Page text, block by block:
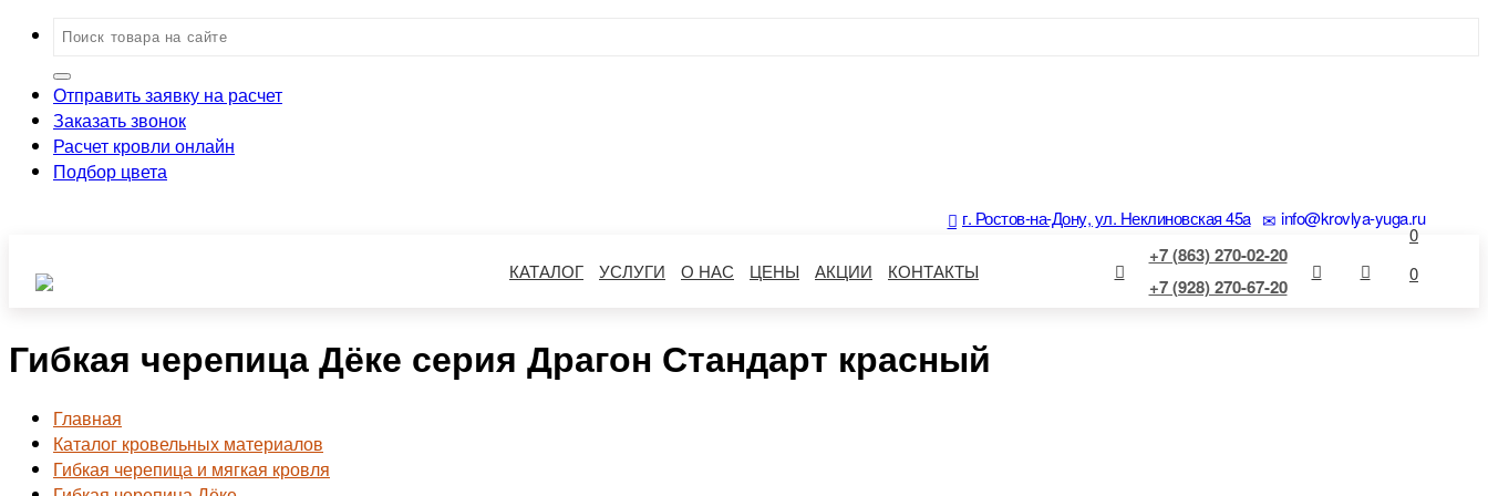
Отправить заявку на расчет
Заказать звонок
Расчет кровли онлайн
Подбор цвета
г. Ростов-на-Дону, ул. Неклиновская 45a info@krovlya-yuga.ru
+7 (863) 270-02-20
+7 (928) 270-67-20
0
0
КАТАЛОГ УСЛУГИ О НАС ЦЕНЫ АКЦИИ КОНТАКТЫ
Гибкая черепица Дёке серия Драгон Стандарт красный
Главная
Каталог кровельных материалов
Гибкая черепица и мягкая кровля